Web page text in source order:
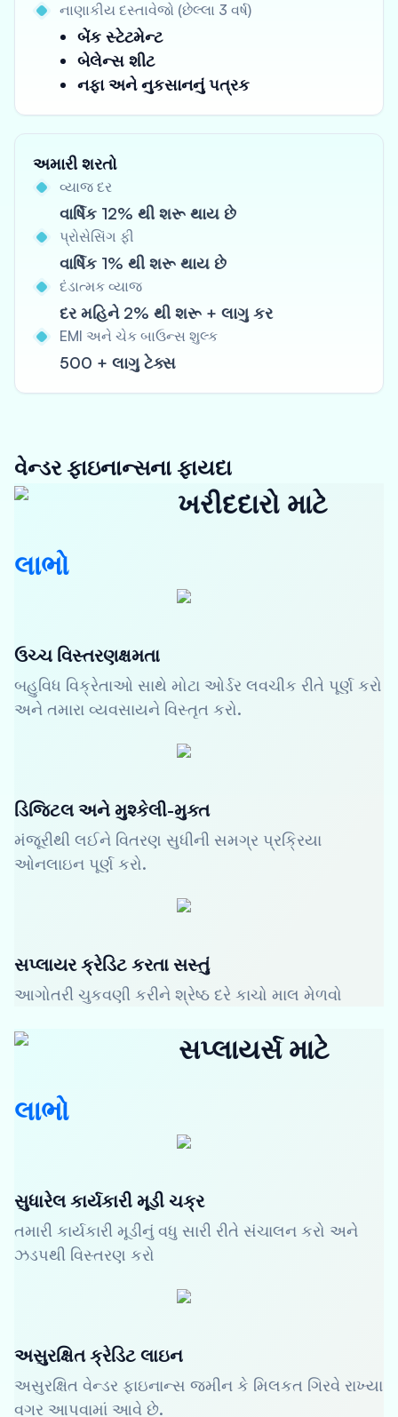
નાણાકીય દસ્તાવેજો (છેલ્લા 3 વર્ષ)
બેંક સ્ટેટમેન્ટ
બેલેન્સ શીટ
નફા અને નુકસાનનું પત્રક
અમારી શરતો
વ્યાજ દર
વાર્ષિક 12% થી શરૂ થાય છે
પ્રોસેસિંગ ફી
વાર્ષિક 1% થી શરૂ થાય છે
દંડાત્મક વ્યાજ
દર મહિને 2% થી શરૂ + લાગુ કર
EMI અને ચેક બાઉન્સ શુલ્ક
500 + લાગુ ટેક્સ
વેન્ડર ફાઇનાન્સના ફાયદા
ખરીદદારો માટે
લાભો
ઉચ્ચ વિસ્તરણક્ષમતા
બહુવિધ વિક્રેતાઓ સાથે મોટા ઓર્ડર લવચીક રીતે પૂર્ણ કરો
અને તમારા વ્યવસાયને વિસ્તૃત કરો.
ડિજિટલ અને મુશ્કેલી-મુક્ત
મંજૂરીથી લઈને વિતરણ સુધીની સમગ્ર પ્રક્રિયા
ઓનલાઇન પૂર્ણ કરો.
સપ્લાયર ક્રેડિટ કરતા સસ્તું
આગોતરી ચુકવણી કરીને શ્રેષ્ઠ દરે કાચો માલ મેળવો
સપ્લાયર્સ માટે
લાભો
સુધારેલ કાર્યકારી મૂડી ચક્ર
તમારી કાર્યકારી મૂડીનું વધુ સારી રીતે સંચાલન કરો અને
ઝડપથી વિસ્તરણ કરો
અસુરક્ષિત ક્રેડિટ લાઇન
અસુરક્ષિત વેન્ડર ફાઇનાન્સ જમીન કે મિલકત ગિરવે રાખ્યા
વગર આપવામાં આવે છે.